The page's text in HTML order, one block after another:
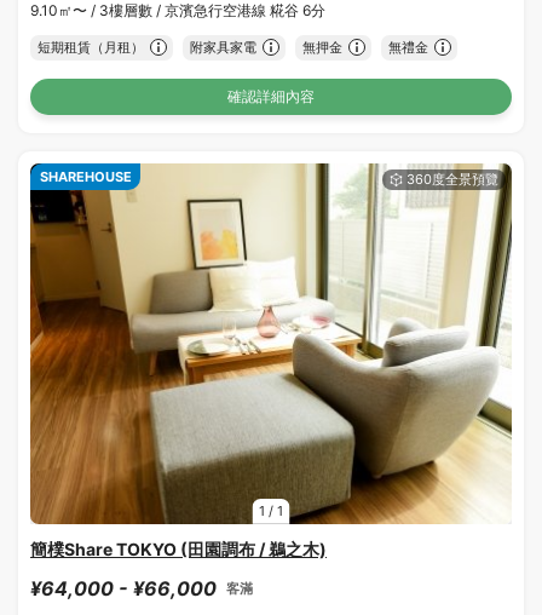
9.10㎡〜 / 3樓層數 / 京濱急行空港線 糀谷 6分
短期租賃（月租） 附家具家電 無押金 無禮金
確認詳細內容
1 / 1
SHAREHOUSE
簡樸Share TOKYO (田園調布 / 鵜之木)
¥64,000 - ¥66,000 客滿